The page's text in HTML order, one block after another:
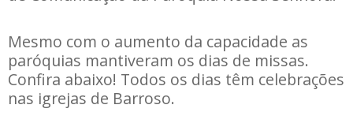
Mesmo com o aumento da capacidade as
paróquias mantiveram os dias de missas.
Confira abaixo! Todos os dias têm celebrações
nas igrejas de Barroso.